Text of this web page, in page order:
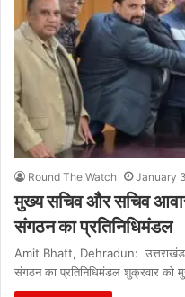
Round The Watch January
मुख्य सचिव और सचिव
संगठन का प्रतिनिधिमंडल
Amit Bhatt, Dehradun: उत्तराखंड
संगठन का प्रतिनिधिमंडल शुक्रवार को